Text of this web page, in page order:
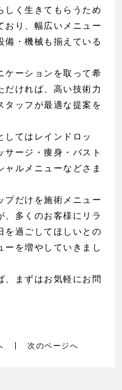
しく生きてもらうため
おり、幅広いメニュー
備・機械も揃えている
ケーションを取って希
だければ、高い技術力
タッフが最適な提案を
してはレインドロッ
サージ・痩身・バスト
ャルメニューなどさま
プだけを施術メニュー
、多くのお客様にリラ
を過ごしてほしいとの
ーを増やしていきまし
、まずはお気軽にお問
次のページへ